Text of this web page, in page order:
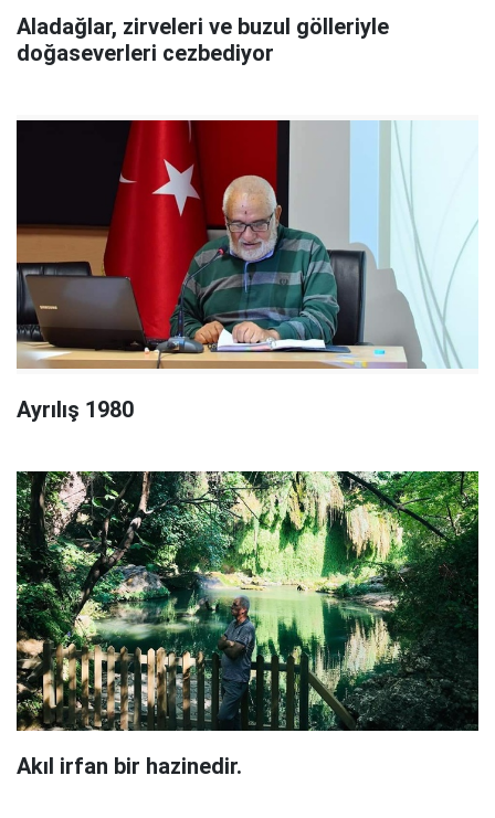
Aladağlar, zirveleri ve buzul gölleriyle
doğaseverleri cezbediyor
Ayrılış 1980
Akıl irfan bir hazinedir.